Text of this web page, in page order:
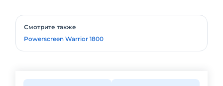
Смотрите также
Powerscreen Warrior 1800